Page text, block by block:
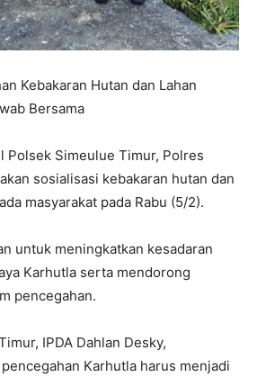
Kebakaran Hutan dan Lahan
Bersama
Polsek Simeulue Timur, Polres
sosialisasi kebakaran hutan dan
masyarakat pada Rabu (5/2).
untuk meningkatkan kesadaran
Karhutla serta mendorong
pencegahan.
IPDA Dahlan Desky,
Karhutla harus menjadi